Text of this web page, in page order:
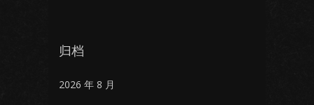
归档
2026 年 8 月